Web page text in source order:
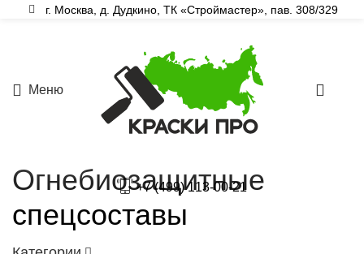
г. Москва, д. Дудкино, ТК «Строймастер», пав. 308/329
Меню
+7 (499) 113-00-21
Огнебиозащитные
спецсоставы